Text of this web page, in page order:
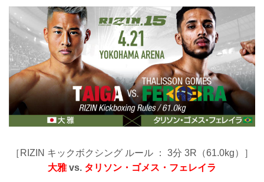
［RIZIN キックボクシング ルール ： 3分 3R（61.0kg）］
大雅vs. タリソン・ゴメス・フェレイラ